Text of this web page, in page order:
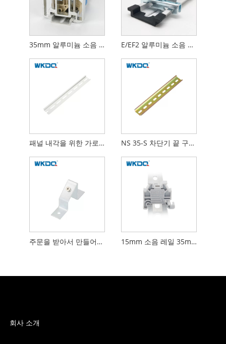
35mm 알루미늄 소음 가로장 끝 구획 끝 마개 나사 연결 E/EF2 알루미늄 소음 가로장 끝 죔쇠 NS 35 직류 전기를 통한 소음 가로장 부속품
패널 내각을 위한 가로장 Mountable 전자 부품을 위한 NS 35-AL 알루미늄 소음 가로장 35mm. NS 35-S 차단기 끝 구획 설치를 위한 관통되는 강철 소음 가로장 35mm
주문을 받아서 만들어지는 세륨 증명서 도금 강철을 가진 TSTW 소음 가로장 35mm 홀더 부류 15mm 소음 레일 35mm 엔드 클램프 터미널 블록 엔드 스톱/엔드 브래킷
회사 소개